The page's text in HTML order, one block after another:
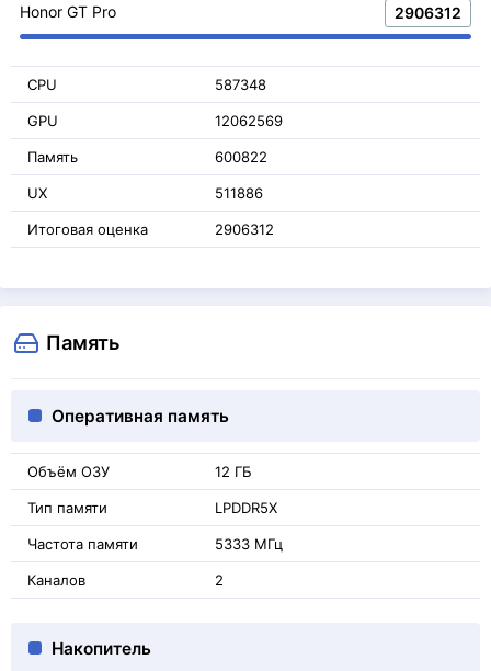
Honor GT Pro 2906312
CPU 587348
GPU 12062569
Память 600822
UX 511886
Итоговая оценка 2906312
Память
Оперативная память
Объём ОЗУ 12 ГБ
Тип памяти LPDDR5X
Частота памяти 5333 МГц
Каналов 2
Накопитель